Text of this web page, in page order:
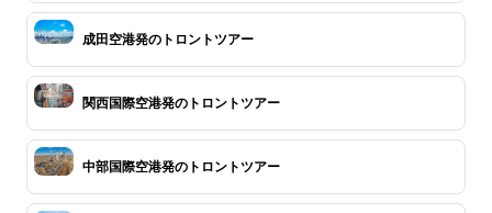
成田空港発のトロントツアー
関西国際空港発のトロントツアー
中部国際空港発のトロントツアー